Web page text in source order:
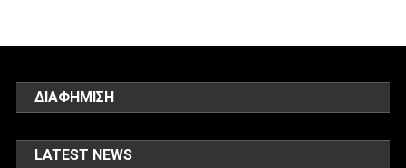
ΔΙΑΦΗΜΙΣΗ
LATEST NEWS